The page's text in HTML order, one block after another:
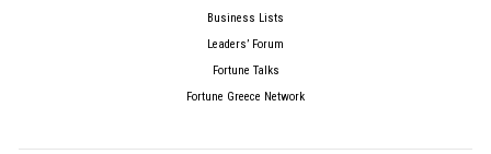
Business Lists
Leaders’ Forum
Fortune Talks
Fortune Greece Network